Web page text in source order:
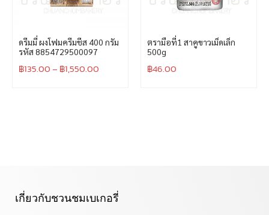
ดรีมมี่ ผงโฟมครีมชีส 400 กรัม
รหัส 8854729500097
฿135.00– ฿1,550.00
ตรามือที่1 สาคูขาวเม็ดเล็ก
500g
฿46.00
เกี่ยวกับชวนชมเบเกอรี่